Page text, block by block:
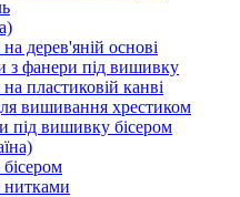
дерев'яній основі
з фанери під вишивку
пластиковій канві
вишивання хрестиком
під вишивку бісером